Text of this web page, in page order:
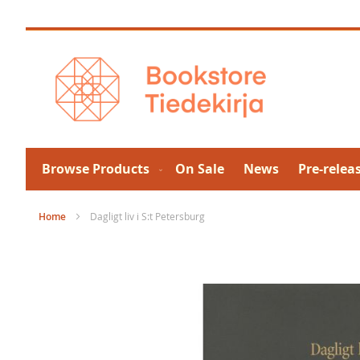
to
Browse Products On Sale News Pre-
Home Dagligt liv i S:t Petersburg